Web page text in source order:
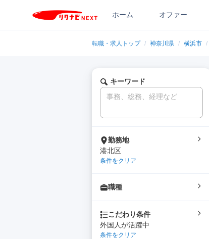
ホーム オファー
転職・求人トップ / 神奈川県 / 横浜市 /
キーワード
勤務地
港北区
条件をクリア
職種
こだわり条件
外国人が活躍中
条件をクリア